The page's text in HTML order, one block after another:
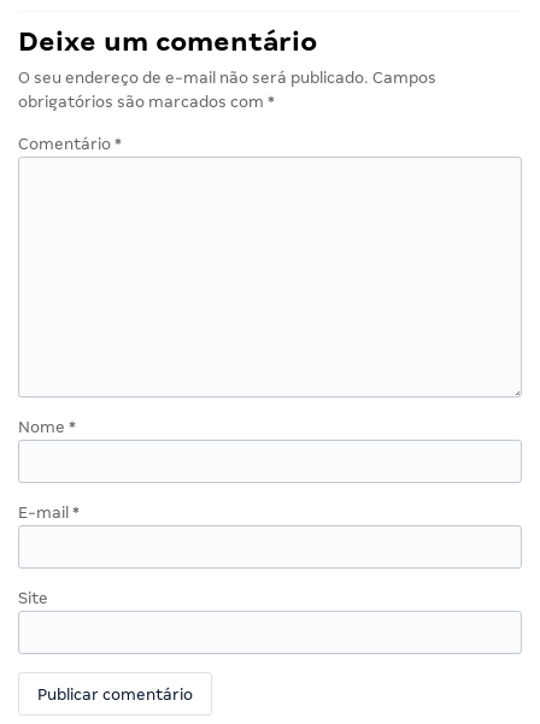
Deixe um comentário
O seu endereço de e-mail não será publicado. Campos
obrigatórios são marcados com *
Comentário *
Nome *
E-mail *
Site